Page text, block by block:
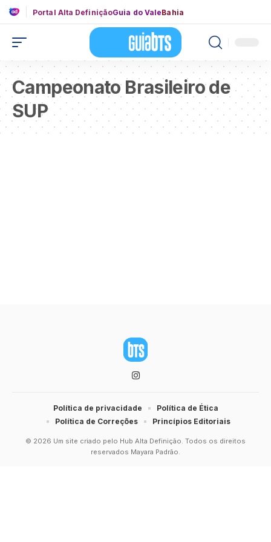
Portal Alta DefiniçãoGuia do ValeBahia
Campeonato Brasileiro de
SUP
© 2026 Um site criado pelo Hub Alta Definição. Todos os direitos
reservados Mayara Padrão.
Política de privacidade
Política de Ética
Política de Correções
Princípios Editoriais